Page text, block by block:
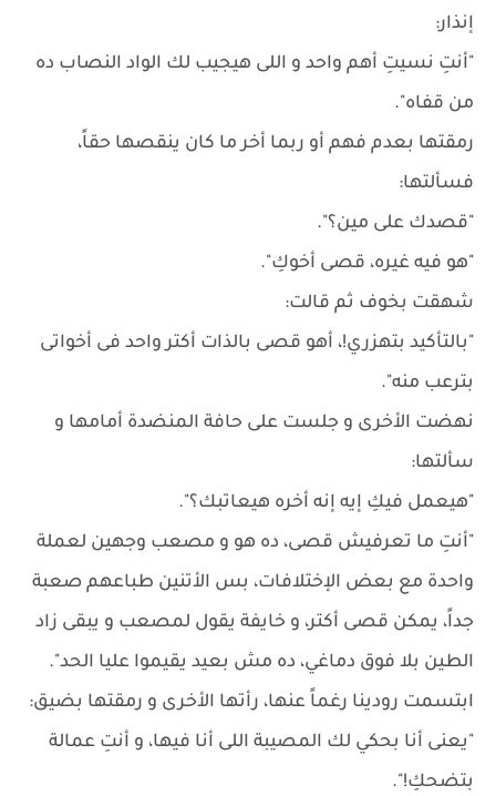
إنذار:
"أنتِ نسيتِ أهم واحد و اللى هيجيب لك الواد النصاب ده
من قفاه".
رمقتها بعدم فهم أو ربما أخر ما كان ينقصها حقاً،
فسألتها:
"قصدك على مين؟".
"هو فيه غيره، قصى أخوكِ".
شهقت بخوف ثم قالت:
"بالتأكيد بتهزري!، أهو قصى بالذات أكتر واحد فى أخواتى
بترعب منه".
نهضت الأخرى و جلست على حافة المنضدة أمامها و
سألتها:
"هيعمل فيكِ إيه إنه أخره هيعاتبك؟".
"أنتِ ما تعرفيش قصى، ده هو و مصعب وجهين لعملة
واحدة مع بعض الإختلافات، بس الأتنين طباعهم صعبة
جداً، يمكن قصى أكتر، و خايفة يقول لمصعب و يبقى زاد
الطين بلا فوق دماغي، ده مش بعيد يقيموا عليا الحد".
ابتسمت رودينا رغماً عنها، رأتها الأخرى و رمقتها بضيق:
"يعنى أنا بحكي لك المصيبة اللى أنا فيها، و أنتِ عمالة
بتضحكِ!".